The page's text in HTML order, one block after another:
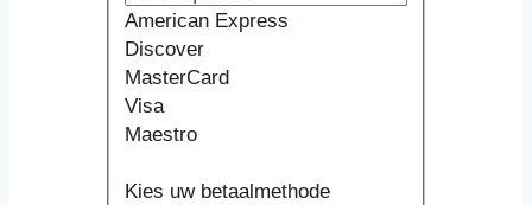
American Express
Discover
MasterCard
Visa
Maestro
creditcards:
Kaarthouder
Kies uw betaalmethode